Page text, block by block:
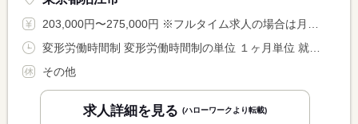
203,000円〜275,000円 ※フルタイム求人の場合は月額（換算額）、パート求人の場合は時間額を表示しています。
その他
求人詳細を見る (ハローワークより転載)